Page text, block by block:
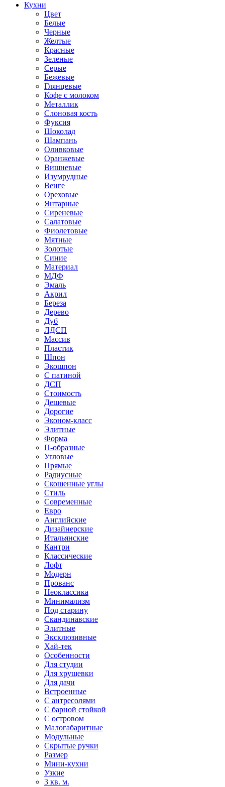
Кухни
Цвет
Белые
Черные
Желтые
Красные
Зеленые
Серые
Бежевые
Глянцевые
Кофе с молоком
Металлик
Слоновая кость
Фуксия
Шоколад
Шампань
Оливковые
Оранжевые
Вишневые
Изумрудные
Венге
Ореховые
Янтарные
Сиреневые
Салатовые
Фиолетовые
Мятные
Золотые
Синие
Материал
МДФ
Эмаль
Акрил
Береза
Дерево
Дуб
ЛДСП
Массив
Пластик
Шпон
Экошпон
С патиной
ДСП
Стоимость
Дешевые
Дорогие
Эконом-класс
Элитные
Форма
П-образные
Угловые
Прямые
Радиусные
Скошенные углы
Стиль
Современные
Евро
Английские
Дизайнерские
Итальянские
Кантри
Классические
Лофт
Модерн
Прованс
Неоклассика
Минимализм
Под старину
Скандинавские
Элитные
Эксклюзивные
Хай-тек
Особенности
Для студии
Для хрущевки
Для дачи
Встроенные
С антресолями
С барной стойкой
С островом
Малогабаритные
Модульные
Скрытые ручки
Размер
Мини-кухни
Узкие
3 кв. м.